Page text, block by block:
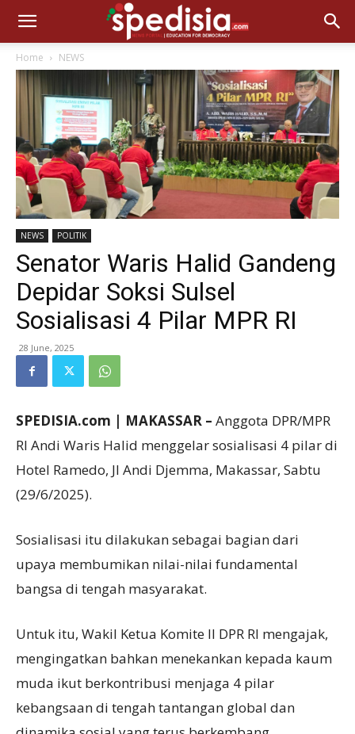
Home NEWS
NEWS POLITIK
Senator Waris Halid Gandeng
Depidar Soksi Sulsel
Sosialisasi 4 Pilar MPR RI
28 June, 2025
SPEDISIA.com | MAKASSAR – Anggota DPR/MPR
RI Andi Waris Halid menggelar sosialisasi 4 pilar di
Hotel Ramedo, Jl Andi Djemma, Makassar, Sabtu
(29/6/2025).
Sosialisasi itu dilakukan sebagai bagian dari
upaya membumikan nilai-nilai fundamental
bangsa di tengah masyarakat.
Untuk itu, Wakil Ketua Komite II DPR RI mengajak,
mengingatkan bahkan menekankan kepada kaum
muda ikut berkontribusi menjaga 4 pilar
kebangsaan di tengah tantangan global dan